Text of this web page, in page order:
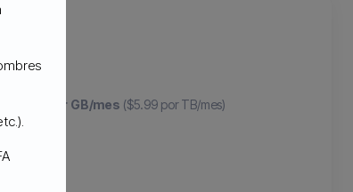
$.0059 por GB/mes ($5.99 por TB/mes)